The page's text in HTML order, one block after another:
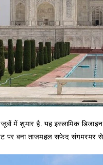
में शुमार है. यह इस्लामिक
पर बना ताजमहल सफेद संगमरमर